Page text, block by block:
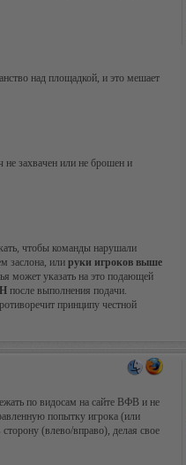
над площадкой, и это мешает
не захвачен или не брошен и
чтобы команды нарушали
заслона, или руки игроков выше
может указать на это подающей
после выполнения подачи.
принципу честной
по видосам на сайте ВФВ и не
попытку игрока (или
(влево/вправо), делая свое